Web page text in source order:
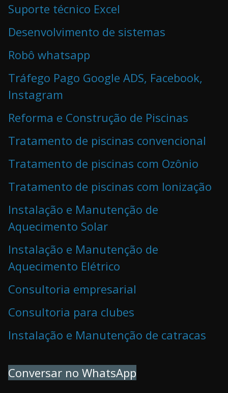
Suporte técnico Excel
Desenvolvimento de sistemas
Robô whatsapp
Tráfego Pago Google ADS, Facebook,
Instagram
Reforma e Construção de Piscinas
Tratamento de piscinas convencional
Tratamento de piscinas com Ozônio
Tratamento de piscinas com Ionização
Instalação e Manutenção de
Aquecimento Solar
Instalação e Manutenção de
Aquecimento Elétrico
Consultoria empresarial
Consultoria para clubes
Instalação e Manutenção de catracas
Conversar no WhatsApp